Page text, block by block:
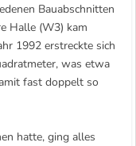
Bauabschnitten
Halle (W3) kam
1992 erstreckte sich
was etwa
fast doppelt so
hatte, ging alles